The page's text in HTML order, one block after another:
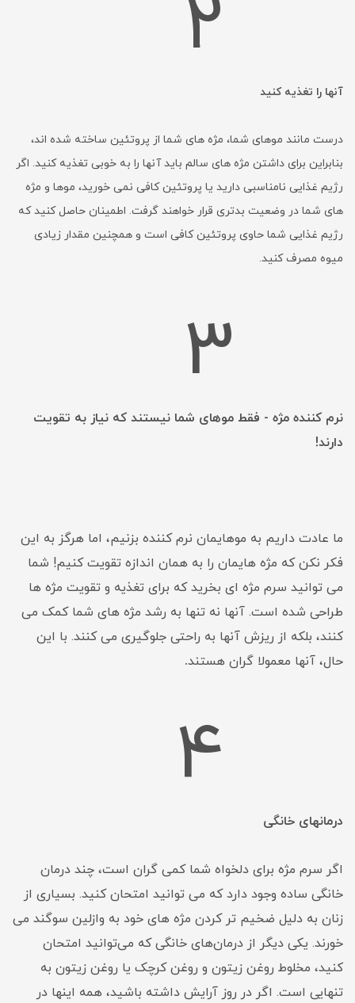
آنها را تغذیه کنید
درست مانند موهای شما، مژه های شما از پروتئین ساخته شده اند،
بنابراین برای داشتن مژه های سالم باید آنها را به خوبی تغذیه کنید. اگر
رژیم غذایی نامناسبی دارید یا پروتئین کافی نمی خورید، موها و مژه
های شما در وضعیت بدتری قرار خواهند گرفت. اطمینان حاصل کنید که
رژیم غذایی شما حاوی پروتئین کافی است و همچنین مقدار زیادی
میوه مصرف کنید.
3
نرم کننده مژه - فقط موهای شما نیستند که نیاز به تقویت
دارند!
ما عادت داریم به موهایمان نرم کننده بزنیم، اما هرگز به این
فکر نکن که مژه هایمان را به همان اندازه تقویت کنیم! شما
می توانید سرم مژه ای بخرید که برای تغذیه و تقویت مژه ها
طراحی شده است. آنها نه تنها به رشد مژه های شما کمک می
کنند، بلکه از ریزش آنها به راحتی جلوگیری می کنند. با این
حال، آنها معمولا گران هستند.
4
درمانهای خانگی
اگر سرم مژه برای دلخواه شما کمی گران است، چند درمان
خانگی ساده وجود دارد که می توانید امتحان کنید. بسیاری از
زنان به دلیل ضخیم تر کردن مژه های خود به وازلین سوگند می
خورند. یکی دیگر از درمان‌های خانگی که می‌توانید امتحان
کنید، مخلوط روغن زیتون و روغن کرچک یا روغن زیتون به
تنهایی است. اگر در روز آرایش داشته باشید، همه اینها در